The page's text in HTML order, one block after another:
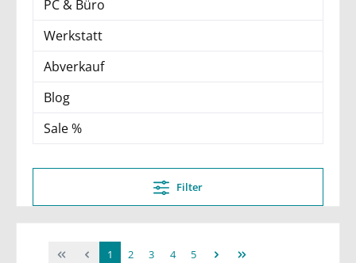
PC & Büro
Werkstatt
Abverkauf
Blog
Sale %
Filter
1 2 3 4 5